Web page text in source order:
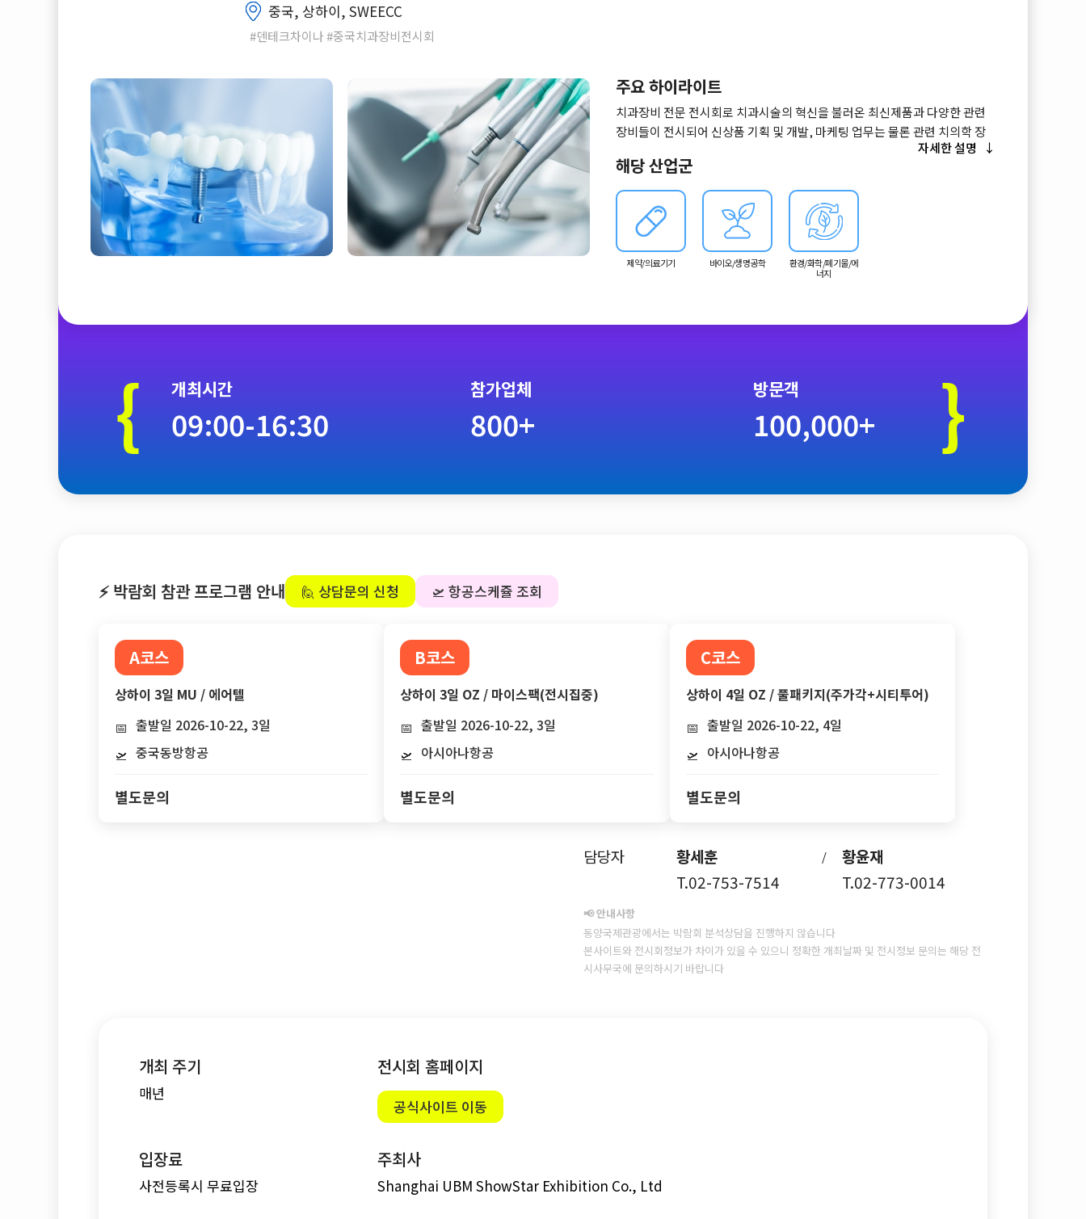
중국, 상하이, SWEECC
#덴테크차이나 #중국치과장비전시회
주요 하이라이트
치과장비 전문 전시회로 치과시술의 혁신을 불러온 최신제품과 다양한 관련
장비들이 전시되어 신상품 기획 및 개발, 마케팅 업무는 물론 관련 치의학 장
비분야 해외파트너쉽을 구축하고 새로운 트렌드를 파악하기에 적합한 박람회
입니다.
자세한 설명
해당 산업군
제약/의료기기 바이오/생명공학
환경/화학/폐기물/에
너지
{ 개최시간 참가업체 방문객
09:00-16:30 800+ 100,000+ }
⚡ 박람회 참관 프로그램 안내 🙋 상담문의 신청 🛫 항공스케쥴 조회
A코스
상하이 3일 MU / 에어텔
📅 출발일 2026-10-22, 3일
🛫 중국동방항공
별도문의
B코스
상하이 3일 OZ / 마이스팩(전시집중)
📅 출발일 2026-10-22, 3일
🛫 아시아나항공
별도문의
C코스
상하이 4일 OZ / 풀패키지(주가각+시티투어)
📅 출발일 2026-10-22, 4일
🛫 아시아나항공
별도문의
담당자 황세훈 /
황윤재
T.02-753-7514
T.02-773-0014
📢 안내사항
동양국제관광에서는 박람회 분석상담을 진행하지 않습니다
본사이트와 전시회정보가 차이가 있을 수 있으니 정확한 개최날짜 및 전시정보 문의는 해당 전
시사무국에 문의하시기 바랍니다
개최 주기
매년
전시회 홈페이지
공식사이트 이동
입장료
사전등록시 무료입장
주최사
Shanghai UBM ShowStar Exhibition Co., Ltd